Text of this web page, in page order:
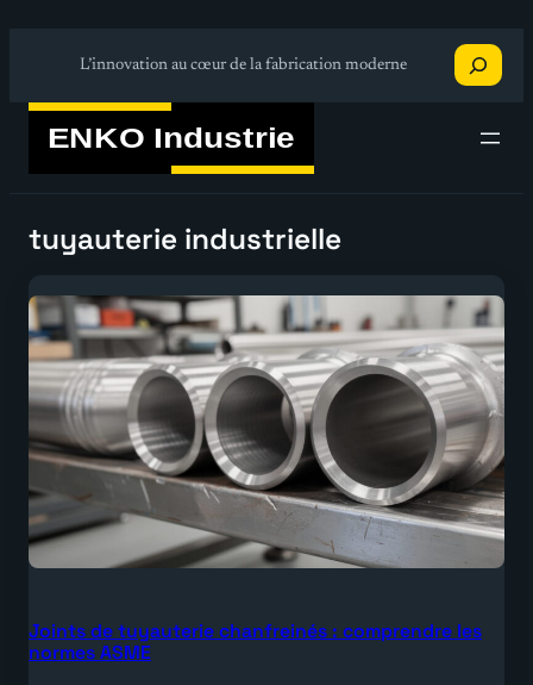
L’innovation au cœur de la fabrication moderne
Recherche
tuyauterie industrielle
Joints de tuyauterie chanfreinés : comprendre les
normes ASME